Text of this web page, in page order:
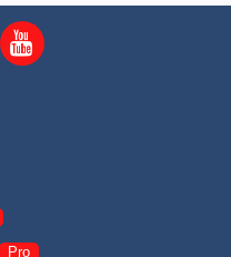
Pro